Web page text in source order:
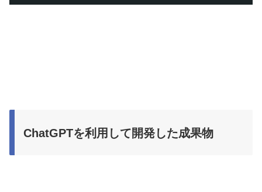
ChatGPTを利用して開発した成果物